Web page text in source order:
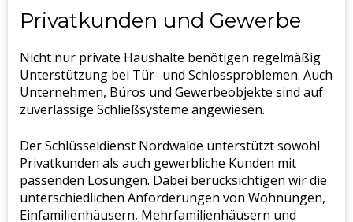
Privatkunden und Gewerbe
Nicht nur private Haushalte benötigen regelmäßig
Unterstützung bei Tür- und Schlossproblemen. Auch
Unternehmen, Büros und Gewerbeobjekte sind auf
zuverlässige Schließsysteme angewiesen.
Der Schlüsseldienst Nordwalde unterstützt sowohl
Privatkunden als auch gewerbliche Kunden mit
passenden Lösungen. Dabei berücksichtigen wir die
unterschiedlichen Anforderungen von Wohnungen,
Einfamilienhäusern, Mehrfamilienhäusern und